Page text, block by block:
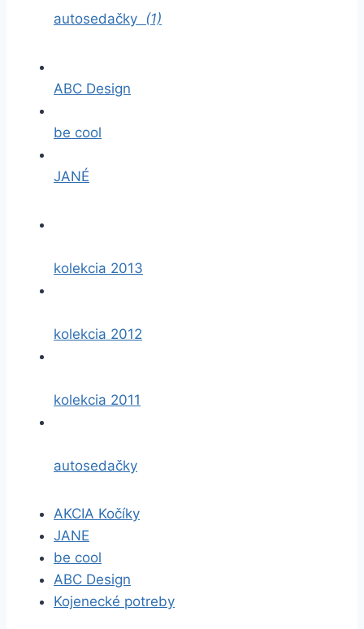
autosedačky (1)
ABC Design
be cool
JANÉ
kolekcia 2013
kolekcia 2012
kolekcia 2011
autosedačky
AKCIA Kočíky
JANE
be cool
ABC Design
Kojenecké potreby